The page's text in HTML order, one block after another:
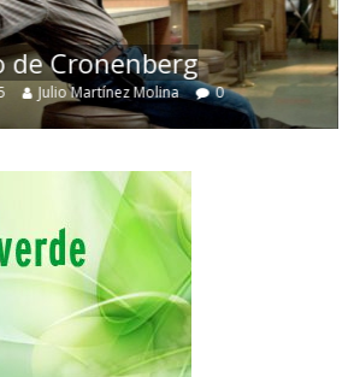
de Cronenberg
Julio Martínez Molina 0